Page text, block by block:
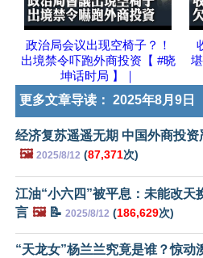
政治局会议出现空椅子？！
出境禁令吓跑外商投资【 #晓
坤话时局 】｜
更多文章导读： 2025年8月9日
经济复苏遥遥无期 中国外商投资
🖼️ 2025/8/12 (87,371次)
江油“小六四”被平息：未能改天
言 🖼️📝 2025/8/12 (186,629次)
“天龙女”杨兰兰究竟是谁？惊动